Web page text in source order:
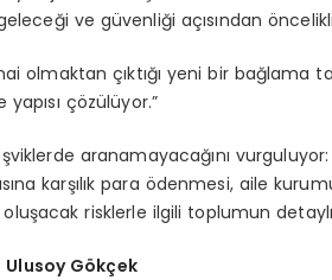
ve güvenliği açısından
olmaktan çıktığı yeni bir bağlama
çözülüyor.”
aranamayacağını
karşılık para ödenmesi, aile
risklerle ilgili toplumun
Ulusoy Gökçek